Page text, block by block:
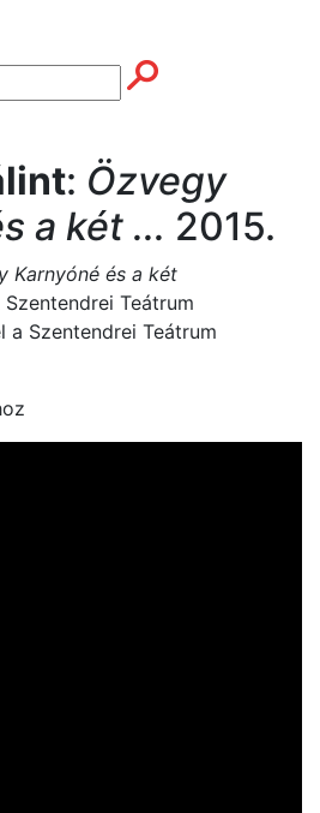
: Özvegy
a két ... 2015.
Karnyóné és a két
Szentendrei Teátrum
Szentendrei Teátrum